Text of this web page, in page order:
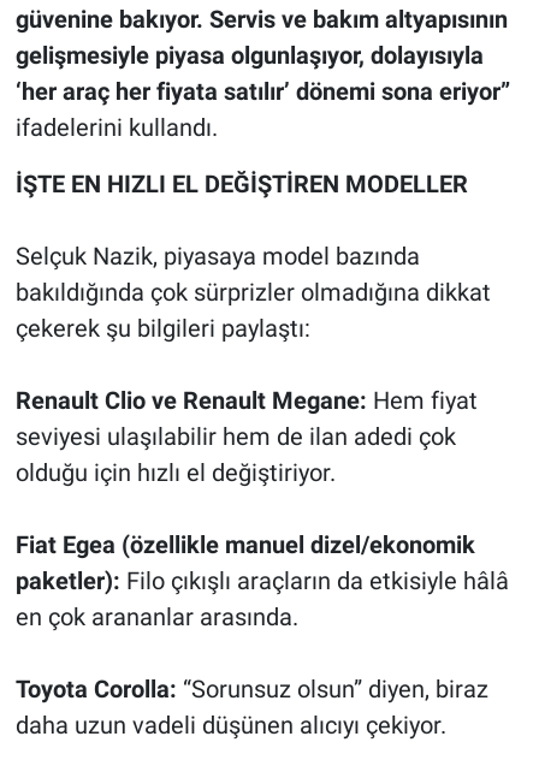
güvenine bakıyor. Servis ve bakım altyapısının
gelişmesiyle piyasa olgunlaşıyor, dolayısıyla
‘her araç her fiyata satılır’ dönemi sona eriyor”
ifadelerini kullandı.
İŞTE EN HIZLI EL DEĞİŞTİREN MODELLER
Selçuk Nazik, piyasaya model bazında
bakıldığında çok sürprizler olmadığına dikkat
çekerek şu bilgileri paylaştı:
Renault Clio ve Renault Megane: Hem fiyat
seviyesi ulaşılabilir hem de ilan adedi çok
olduğu için hızlı el değiştiriyor.
Fiat Egea (özellikle manuel dizel/ekonomik
paketler): Filo çıkışlı araçların da etkisiyle hâlâ
en çok arananlar arasında.
Toyota Corolla: “Sorunsuz olsun” diyen, biraz
daha uzun vadeli düşünen alıcıyı çekiyor.